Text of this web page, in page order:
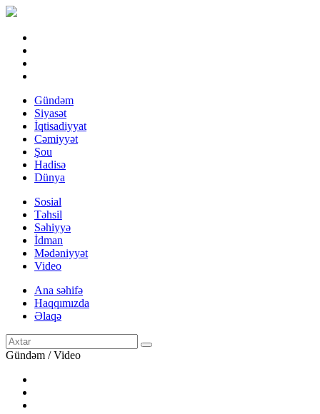
Gündəm
Siyasət
İqtisadiyyat
Cəmiyyət
Şou
Hadisə
Dünya
Sosial
Təhsil
Səhiyyə
İdman
Mədəniyyət
Video
Ana səhifə
Haqqımızda
Əlaqə
Gündəm / Video